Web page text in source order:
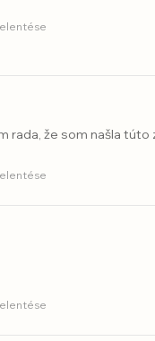
rada, že som našla túto